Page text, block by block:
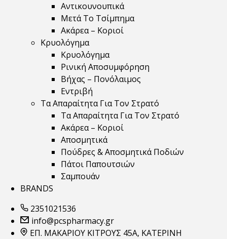
Αντικουνουπικά
Μετά Το Τσίμπημα
Ακάρεα – Κοριοί
Κρυολόγημα
Κρυολόγημα
Ρινική Αποσυμφόρηση
Βήχας – Πονόλαιμος
Εντριβή
Τα Απαραίτητα Για Τον Στρατό
Τα Απαραίτητα Για Τον Στρατό
Ακάρεα – Κοριοί
Αποσμητικά
Πούδρες & Αποσμητικά Ποδιών
Πάτοι Παπουτσιών
Σαμπουάν
BRANDS
2351021536
info@pcspharmacy.gr
ΕΠ. ΜΑΚΑΡΙΟΥ ΚΙΤΡΟΥΣ 45Α, ΚΑΤΕΡΙΝΗ